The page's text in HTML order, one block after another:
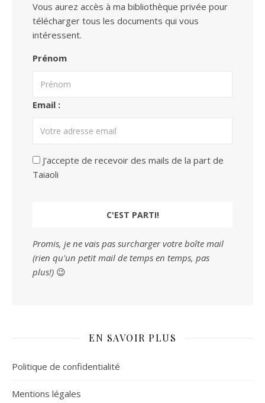
Vous aurez accès à ma bibliothèque privée pour
télécharger tous les documents qui vous
intéressent.
Prénom
Email :
J'accepte de recevoir des mails de la part de
Taiaoli
Promis, je ne vais pas surcharger votre boîte mail
(rien qu'un petit mail de temps en temps, pas
plus!) 😉
EN SAVOIR PLUS
Politique de confidentialité
Mentions légales